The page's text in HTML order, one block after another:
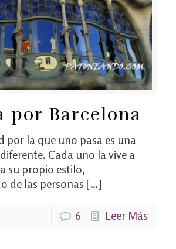
por Barcelona
por la que uno pasa es una
Cada uno la vive a
su propio estilo,
de las personas […]
6 Leer Más